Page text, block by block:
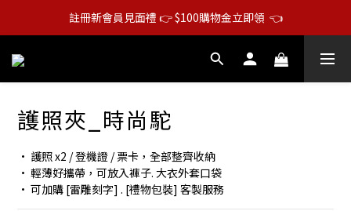
註冊新會員見面禮 👉 $100購物金立即領  👈
護照夾_時尚駝
• 護照 x2 / 登機證 / 票卡，全部整齊收納
• 輕薄好攜帶，可放入褲子. 大衣外套口袋
• 可加購 [雷雕刻字] . [禮物包裝] 客製服務